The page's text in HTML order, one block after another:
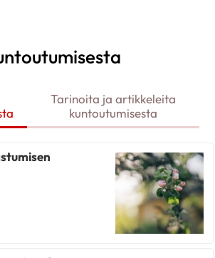
Tarinoita ja artikkeleita
kuntoutumisesta